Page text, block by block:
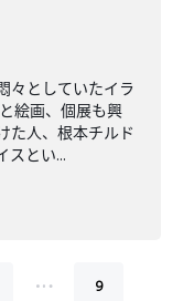
々としていたイラ
絵画、個展も興
た人、根本チルド
スとい...
… 9